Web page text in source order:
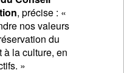
, précise : «
nos valeurs
du
à la culture, en
»